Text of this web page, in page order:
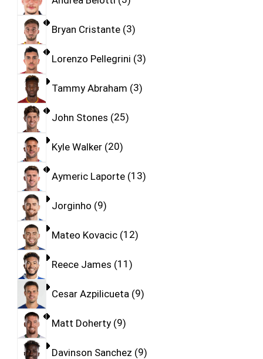
Bryan Cristante 3
Lorenzo Pellegrini 3
Tammy Abraham 3
John Stones 25
Kyle Walker 20
Aymeric Laporte 13
Jorginho 9
Mateo Kovacic 12
Reece James 11
Cesar Azpilicueta 9
Matt Doherty 9
Davinson Sanchez 9